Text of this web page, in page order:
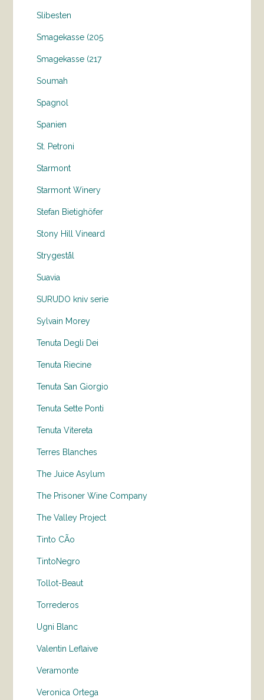
Slibesten
Smagekasse (205
Smagekasse (217
Soumah
Spagnol
Spanien
St. Petroni
Starmont
Starmont Winery
Stefan Bietighöfer
Stony Hill Vineard
Strygestål
Suavia
SURUDO kniv serie
Sylvain Morey
Tenuta Degli Dei
Tenuta Riecine
Tenuta San Giorgio
Tenuta Sette Ponti
Tenuta Vitereta
Terres Blanches
The Juice Asylum
The Prisoner Wine Company
The Valley Project
Tinto CÃo
TintoNegro
Tollot-Beaut
Torrederos
Ugni Blanc
Valentin Leflaive
Veramonte
Veronica Ortega